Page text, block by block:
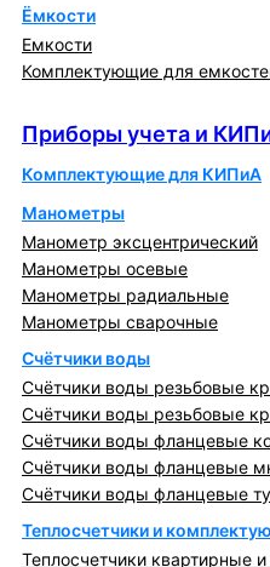
Ёмкости
Емкости
Комплектующие для
Приборы учета и
Комплектующие для КИПиА
Манометры
Манометр эксцентрический
Манометры осевые
Манометры радиальные
Манометры сварочные
Счётчики воды
Счётчики воды резьбовые
Счётчики воды резьбовые
Счётчики воды фланцевые
Счётчики воды фланцевые
Счётчики воды фланцевые
Теплосчетчики и
Теплосчетчики квартирные